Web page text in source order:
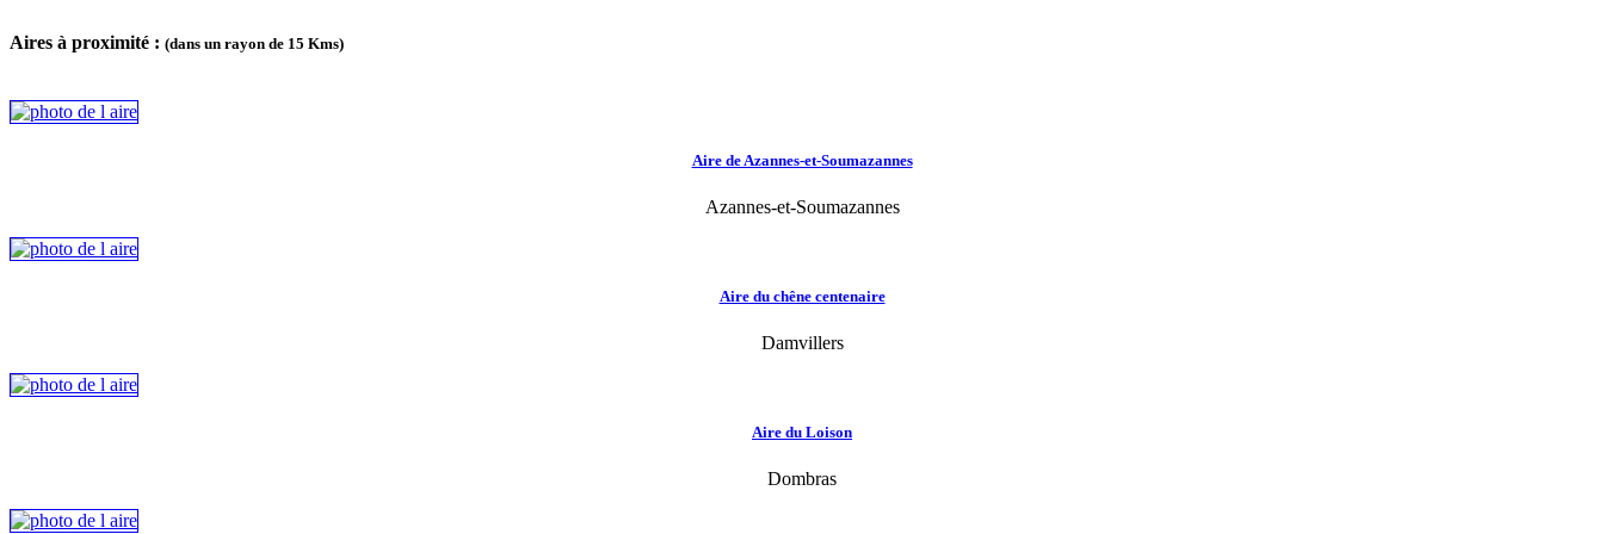
Aires à proximité : (dans un rayon de 15 Kms)
Aire de Azannes-et-Soumazannes
Azannes-et-Soumazannes
Aire du chêne centenaire
Damvillers
Aire du Loison
Dombras